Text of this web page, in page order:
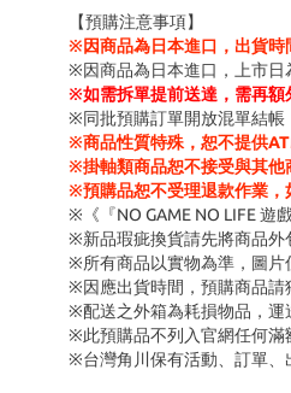
【預購注意事項】
※因商品為日本進口，出貨時
※因商品為日本進口，上市日
※如需拆單提前送達，需再額
※同批預購訂單開放混單結帳
※商品性質特殊，恕不提供
※掛軸類商品恕不接受與其他
※預購品恕不受理退款作業，
※《『NO GAME NO LIFE 遊
※新品瑕疵換貨請先將商品外
※所有商品以實物為準，圖片
※因應出貨時間，預購商品請
※配送之外箱為耗損物品，運
※此預購品不列入官網任何滿
※台灣角川保有活動、訂單、